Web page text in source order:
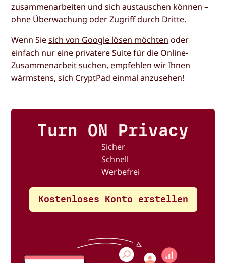
zusammenarbeiten und sich austauschen können –
ohne Überwachung oder Zugriff durch Dritte.
Wenn Siesich von Google lösen möchten oder
einfach nur eine privatere Suite für die Online-
Zusammenarbeit suchen, empfehlen wir Ihnen
wärmstens, sich CryptPad einmal anzusehen!
Turn ON Privacy
Sicher
Schnell
Werbefrei
Kostenloses Konto erstellen